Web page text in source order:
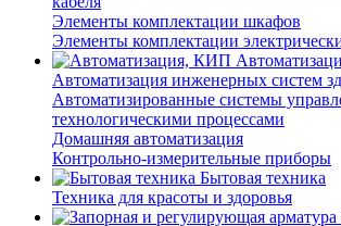
Элементы комплектации шкафов
Элементы комплектации
Автоматизация инженерных систем
Автоматизированные системы
технологическими процессами
Домашняя автоматизация
Контрольно-измерительные приборы
Бытовая техника
Техника для красоты и здоровья